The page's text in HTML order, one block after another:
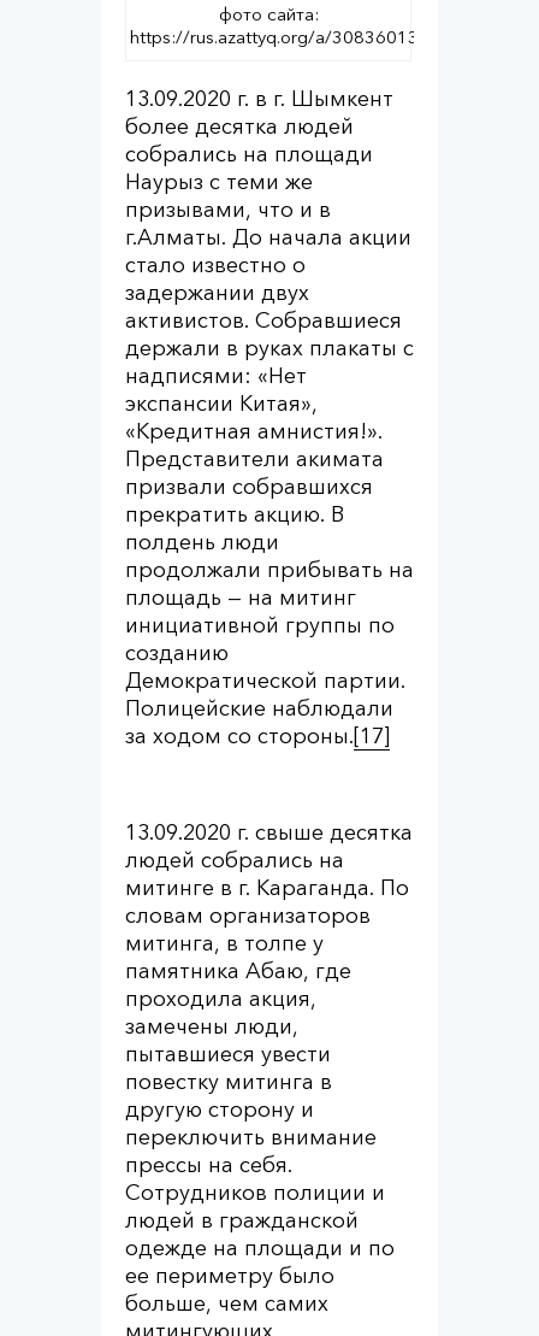
фото сайта:
https://rus.azattyq.org/a/30836013.html
13.09.2020 г. в г. Шымкент
более десятка людей
собрались на площади
Наурыз с теми же
призывами, что и в
г.Алматы. До начала акции
стало известно о
задержании двух
активистов. Собравшиеся
держали в руках плакаты с
надписями: «Нет
экспансии Китая»,
«Кредитная амнистия!».
Представители акимата
призвали собравшихся
прекратить акцию. В
полдень люди
продолжали прибывать на
площадь — на митинг
инициативной группы по
созданию
Демократической партии.
Полицейские наблюдали
за ходом со стороны.[17]
13.09.2020 г. свыше десятка
людей собрались на
митинге в г. Караганда. По
словам организаторов
митинга, в толпе у
памятника Абаю, где
проходила акция,
замечены люди,
пытавшиеся увести
повестку митинга в
другую сторону и
переключить внимание
прессы на себя.
Сотрудников полиции и
людей в гражданской
одежде на площади и по
ее периметру было
больше, чем самих